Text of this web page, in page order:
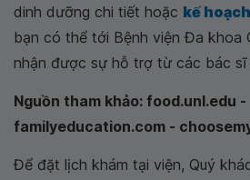
dinh dưỡng chi tiết hoặc kế
bạn có thể tới Bệnh viện Đa khoa
nhận được sự hỗ trợ từ các bác sĩ
Nguồn tham khảo: food.unl.edu -
familyeducation.com -
Để đặt lịch khám tại viện, Quý